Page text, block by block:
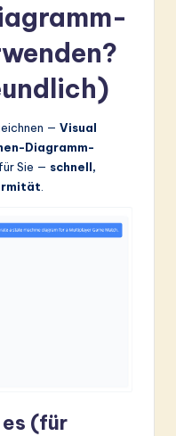
— Visual
Diagramm-
Sie — schnell,
.
(für